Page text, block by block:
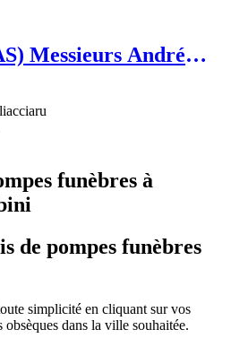
Messieurs André
funèbres à
de pompes funèbres
simplicité en cliquant sur vos
dans la ville souhaitée.